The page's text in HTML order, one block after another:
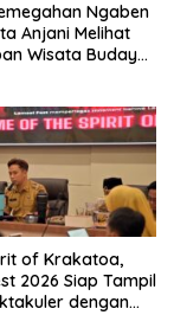
Ngaben
Anjani Melihat
Wisata Budaya
of Krakatoa,
2026 Siap Tampil
dengan